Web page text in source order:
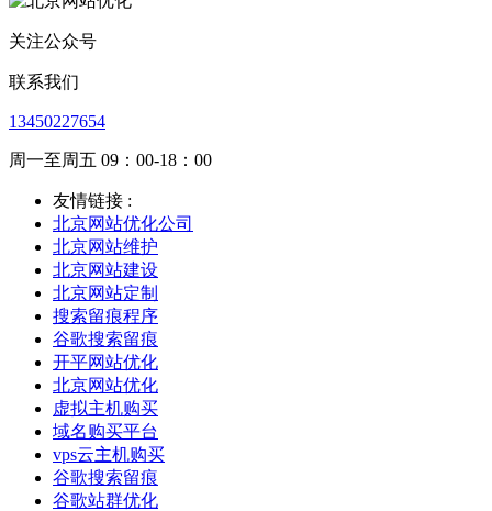
关注公众号
联系我们
13450227654
周一至周五 09：00-18：00
友情链接 :
北京网站优化公司
北京网站维护
北京网站建设
北京网站定制
搜索留痕程序
谷歌搜索留痕
开平网站优化
北京网站优化
虚拟主机购买
域名购买平台
vps云主机购买
谷歌搜索留痕
谷歌站群优化